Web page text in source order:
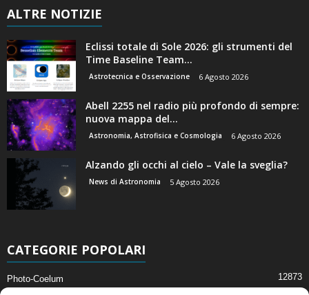
ALTRE NOTIZIE
Eclissi totale di Sole 2026: gli strumenti del
Time Baseline Team...
Astrotecnica e Osservazione 6 Agosto 2026
Abell 2255 nel radio più profondo di sempre:
nuova mappa del...
Astronomia, Astrofisica e Cosmologia 6 Agosto 2026
Alzando gli occhi al cielo – Vale la sveglia?
News di Astronomia 5 Agosto 2026
CATEGORIE POPOLARI
Photo-Coelum 12873